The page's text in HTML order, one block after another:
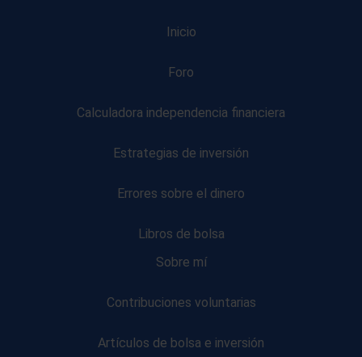
Inicio
Foro
Calculadora independencia financiera
Estrategias de inversión
Errores sobre el dinero
Libros de bolsa
Sobre mí
Contribuciones voluntarias
Artículos de bolsa e inversión